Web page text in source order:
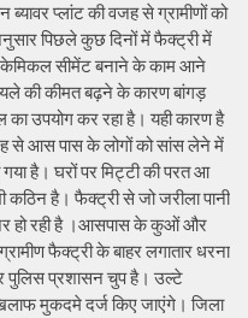
ब्यावर प्लांट की वजह से ग्रामीणों को
पिछले कुछ दिनों में फैक्ट्री में
केमिकल सीमेंट बनाने के काम आने
की कीमत बढ़ने के कारण बांगड़
उपयोग कर रहा है। यही कारण है
से आस पास के लोगों को सांस लेने में
गया है। घरों पर मिट्टी की परत आ
कठिन है। फैक्ट्री से जो जरीला पानी
हो रही है ।आसपास के कुओं और
ग्रामीण फैक्ट्री के बाहर लगातार धरना
पुलिस प्रशासन चुप है। उल्टे
मुकदमे दर्ज किए जाएंगे। जिला